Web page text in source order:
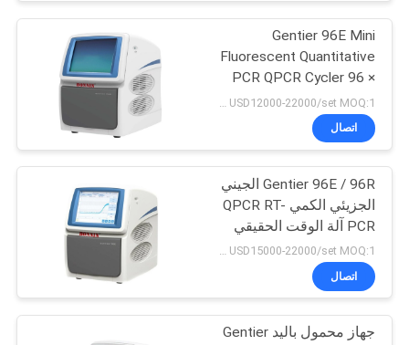
مقياس الجهد
السطحي للسوائل
9
مجفف التجميد
47
Gentier 96E Mini
Fluorescent Quantitative
PCR QPCR Cycler 96 ×
0.2ml جهاز الكشف عن
الحمض النووي PMT
اتصال
Gentier 96E / 96R الجيني
الجزيئي الكمي QPCR RT-
PCR آلة الوقت الحقيقي
نظام PCR
USD15000-22000/set MOQ:1 مجموعة
اتصال
جهاز محمول باليد Gentier